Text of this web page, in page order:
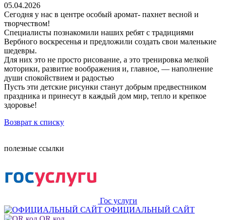
05.04.2026
Сегодня у нас в центре особый аромат- пахнет весной и
творчеством!
Специалисты познакомили наших ребят с традициями
Вербного воскресенья и предложили создать свои маленькие
шедевры.
Для них это не просто рисование, а это тренировка мелкой
моторики, развитие воображения и, главное, — наполнение
души спокойствием и радостью
Пусть эти детские рисунки станут добрым предвестником
праздника и принесут в каждый дом мир, тепло и крепкое
здоровье!
Возврат к списку
полезные ссылки
Гос услуги
ОФИЦИАЛЬНЫЙ САЙТ